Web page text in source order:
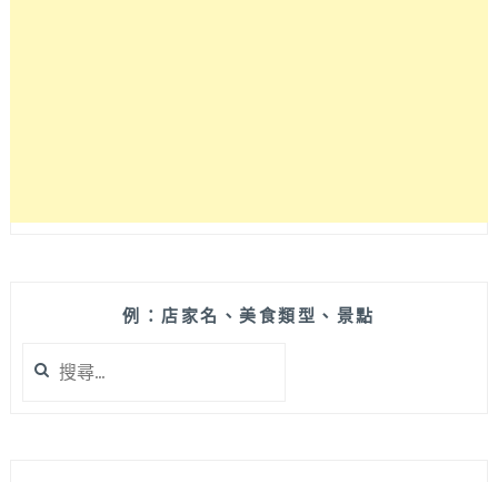
例：店家名、美食類型、景點
尋